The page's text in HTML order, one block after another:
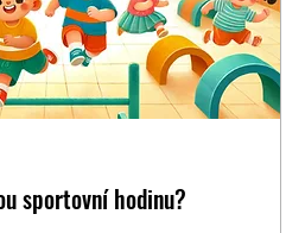
sportovní hodinu?